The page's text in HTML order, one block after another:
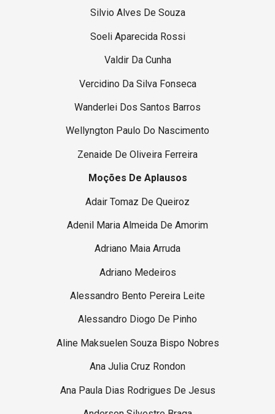
Silvio Alves De Souza
Soeli Aparecida Rossi
Valdir Da Cunha
Vercidino Da Silva Fonseca
Wanderlei Dos Santos Barros
Wellyngton Paulo Do Nascimento
Zenaide De Oliveira Ferreira
Moções De Aplausos
Adair Tomaz De Queiroz
Adenil Maria Almeida De Amorim
Adriano Maia Arruda
Adriano Medeiros
Alessandro Bento Pereira Leite
Alessandro Diogo De Pinho
Aline Maksuelen Souza Bispo Nobres
Ana Julia Cruz Rondon
Ana Paula Dias Rodrigues De Jesus